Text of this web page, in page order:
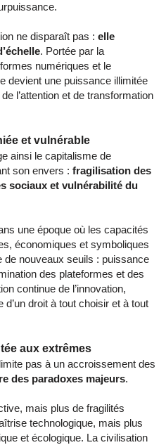
ne disparaît pas : elle
. Portée par la
numériques et le
devient une puissance illimitée
l’attention et de transformation
et vulnérable
ainsi le capitalisme de
son envers : fragilisation des
sociaux et vulnérabilité du
une époque où les capacités
économiques et symboliques
nouveaux seuils : puissance
des plateformes et des
continue de l’innovation,
d’un droit à tout choisir et à tout
aux extrêmes
pas à un accroissement des
des paradoxes majeurs.
mais plus de fragilités
technologique, mais plus
et écologique. La civilisation